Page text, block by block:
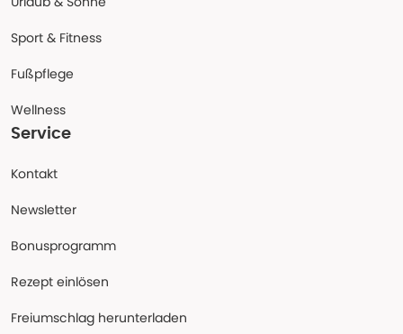
Sport & Fitness
Fußpflege
Wellness
Service
Kontakt
Newsletter
Bonusprogramm
Rezept einlösen
Freiumschlag herunterladen